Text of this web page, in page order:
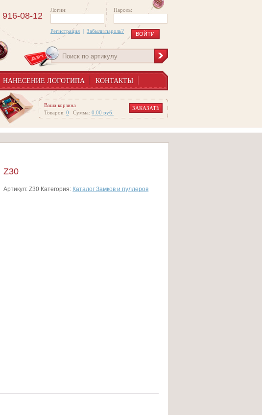
Логин: Пароль:
Регистрация | Забыли пароль?
916-08-12
НАНЕСЕНИЕ ЛОГОТИПА
КОНТАКТЫ
Ваша корзина
Товаров: 0 Сумма: 0.00 руб.
ЗАКАЗАТЬ
Z30
Артикул:Z30 Категория: Каталог Замков и пуллеров